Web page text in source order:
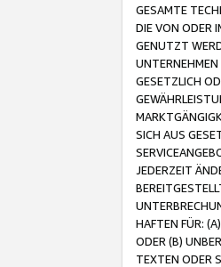
GESAMTE
DIE VON ODER
GENUTZT
UNTERNEHMEN
GESETZLICH
SICH AUS
JEDERZEIT
HAFTEN FÜR:
ODER (B)
TEXTEN ODER